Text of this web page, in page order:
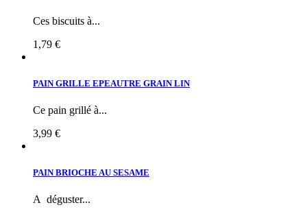
Ces biscuits à...
1,79 €
PAIN GRILLE EPEAUTRE GRAIN LIN
Ce pain grillé à...
3,99 €
PAIN BRIOCHE AU SESAME
A déguster...